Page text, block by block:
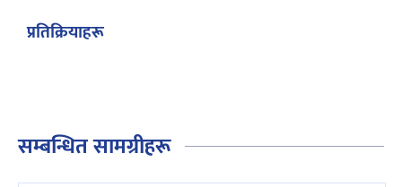
प्रतिक्रियाहरू
सम्बन्धित सामग्रीहरू